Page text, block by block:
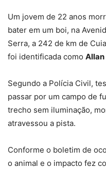
Um jovem de 22 anos
bater em um boi, na
Serra, a 242 de km de
foi identificada como Allan
Segundo a Polícia Civil,
passar por um campo de
trecho sem iluminação,
atravessou a pista.
Conforme o boletim de
o animal e o impacto fez